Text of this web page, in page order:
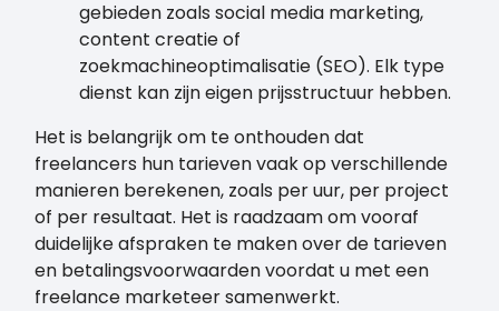
gebieden zoals social media marketing,
content creatie of
zoekmachineoptimalisatie (SEO). Elk type
dienst kan zijn eigen prijsstructuur hebben.
Het is belangrijk om te onthouden dat
freelancers hun tarieven vaak op verschillende
manieren berekenen, zoals per uur, per project
of per resultaat. Het is raadzaam om vooraf
duidelijke afspraken te maken over de tarieven
en betalingsvoorwaarden voordat u met een
freelance marketeer samenwerkt.